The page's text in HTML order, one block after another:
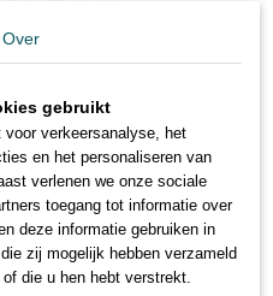
Luke Skywalker Bird
en laat los! Het poppetje gaat
en Doel waar de Angry Bird
Over
gebruikt
voor verkeersanalyse, het
en het personaliseren van
verlenen we onze sociale
toegang tot informatie over
deze informatie gebruiken in
zij mogelijk hebben verzameld
die u hen hebt verstrekt.